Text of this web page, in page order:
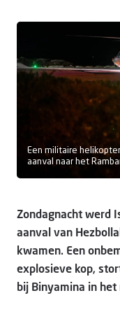
Een militaire
aanval naar het
Zondagnacht werd
aanval van
kwamen. Een
explosieve kop,
bij Binyamina in het